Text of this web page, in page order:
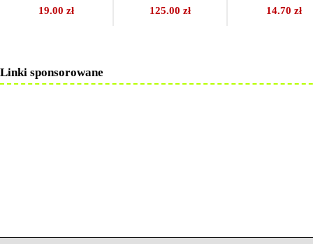
19.00 zł 125.00 zł 14.70 zł
Linki sponsorowane